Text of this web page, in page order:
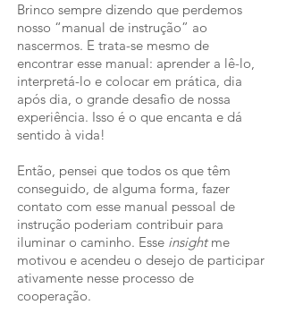
Brinco sempre dizendo que perdemos
nosso “manual de instrução” ao
nascermos. E trata-se mesmo de
encontrar esse manual: aprender a lê-lo,
interpretá-lo e colocar em prática, dia
após dia, o grande desafio de nossa
experiência. Isso é o que encanta e dá
sentido à vida!
Então, pensei que todos os que têm
conseguido, de alguma forma, fazer
contato com esse manual pessoal de
instrução poderiam contribuir para
iluminar o caminho. Esse insightme
motivou e acendeu o desejo de participar
ativamente nesse processo de
cooperação.